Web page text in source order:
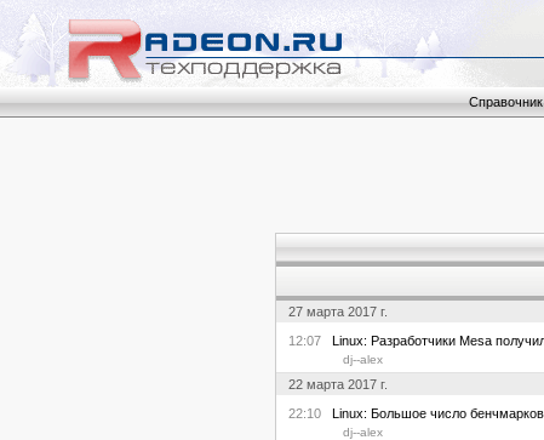
Справочник
27 марта 2017 г.
12:07 Linux: Разработчики Mesa
dj--alex
22 марта 2017 г.
22:10 Linux: Большое число бенчмарков
dj--alex